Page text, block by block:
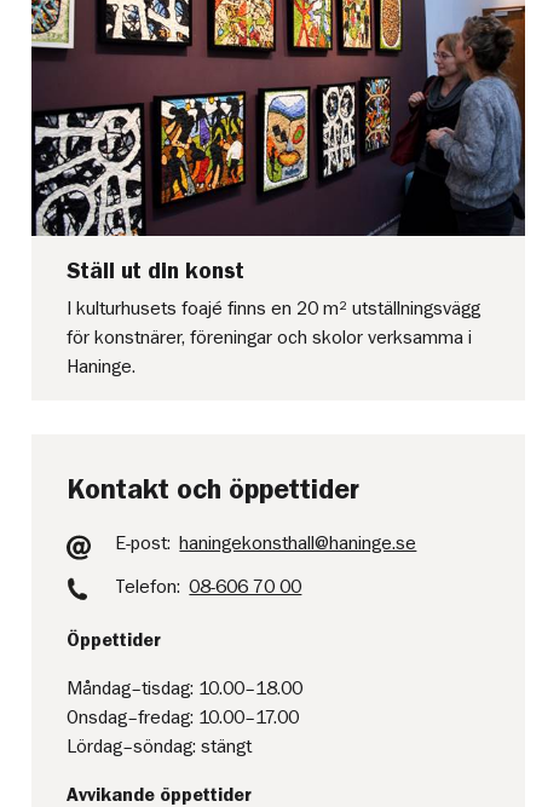
Ställ ut din konst
I kulturhusets foajé finns en 20 m² utställningsvägg
för konstnärer, föreningar och skolor verksamma i
Haninge.
Kontakt och öppettider
E-post: haningekonsthall@haninge.se
Telefon: 08-606 70 00
Öppettider
Måndag–tisdag: 10.00–18.00
Onsdag–fredag: 10.00–17.00
Lördag–söndag: stängt
Avvikande öppettider